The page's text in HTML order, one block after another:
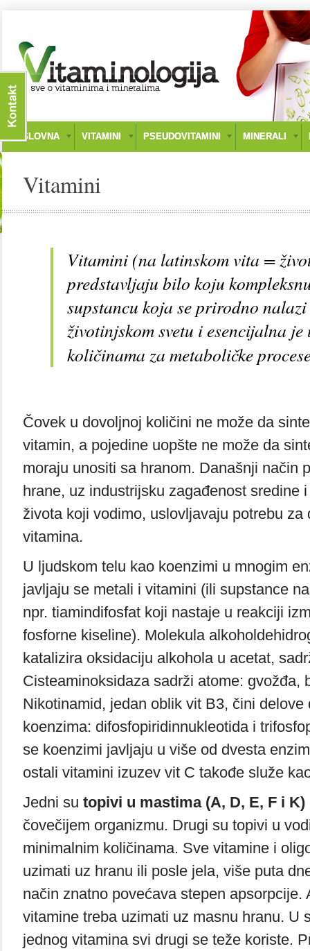
NASLOVNA VITAMINI PSEUDOVITAMINI MINERALI
Vitamini
Vitamini (na latinskom vita =
predstavljaju bilo koju
supstancu koja se prirodno
životinjskom svetu i esencijalna je
količinama za metaboličke
Čovek u dovoljnoj količini ne može da
vitamin, a pojedine uopšte ne može da
moraju unositi sa hranom. Današnji način
hrane, uz industrijsku zagađenost sredine
života koji vodimo, uslovljavaju potrebu za
vitamina.
U ljudskom telu kao koenzimi u mnogim
javljaju se metali i vitamini (ili supstance
npr. tiamindifosfat koji nastaje u reakciji
fosforne kiseline). Molekula
katalizira oksidaciju alkohola u acetat,
Cisteaminoksidaza sadrži atome: gvožđa,
Nikotinamid, jedan oblik vit B3, čini delove
koenzima: difosfopiridinnukleotida i
se koenzimi javljaju u više od dvesta
ostali vitamini izuzev vit C takođe služe
Jedni su topivi u mastima (A, D, E, F i K)
čovečijem organizmu. Drugi su topivi u
minimalnim količinama. Sve vitamine i
uzimati uz hranu ili posle jela, više puta
način znatno povećava stepen apsorpcije.
vitamine treba uzimati uz masnu hranu. U
jednog vitamina svi drugi se teže koriste.